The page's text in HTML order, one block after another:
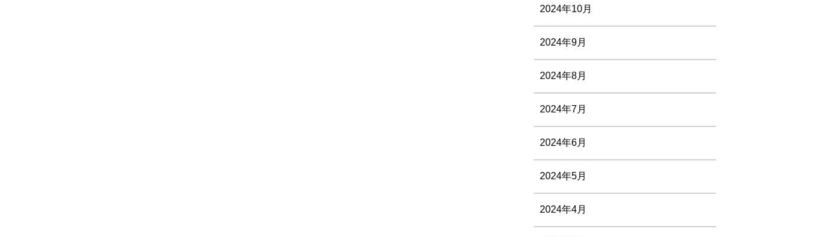
2024年10月
2024年9月
2024年8月
2024年7月
2024年6月
2024年5月
2024年4月